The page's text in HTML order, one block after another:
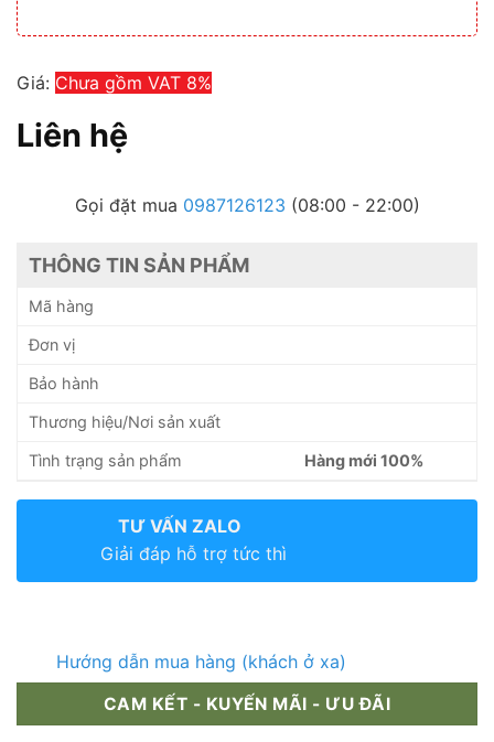
Giá: Chưa gồm VAT 8%
Liên hệ
Gọi đặt mua 0987126123 (08:00 - 22:00)
THÔNG TIN SẢN PHẨM
Mã hàng
Đơn vị
Bảo hành
Thương hiệu/Nơi sản xuất
Tình trạng sản phẩm Hàng mới 100%
TƯ VẤN ZALO
Giải đáp hỗ trợ tức thì
Hướng dẫn mua hàng (khách ở xa)
CAM KẾT - KUYẾN MÃI - ƯU ĐÃI